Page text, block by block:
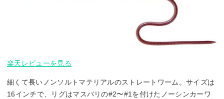
楽天レビューを見る
細くて長いノンソルトマテリアルのストレートワーム。サイズは
16インチで、リグはマスバリの#2〜#1を付けたノーシンカーワ